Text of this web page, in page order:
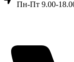
Пн-Пт 9.00-